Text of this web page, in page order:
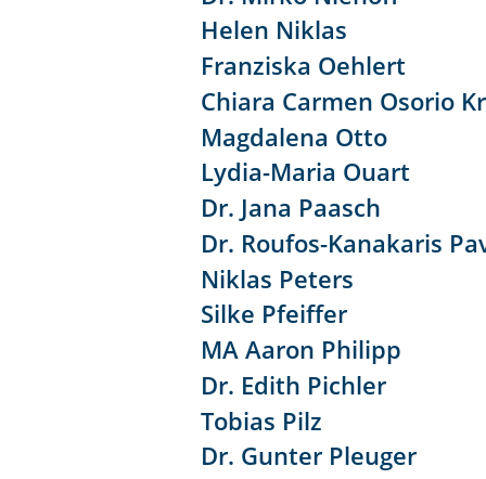
Helen Niklas
Franziska Oehlert
Chiara Carmen Osorio
Magdalena Otto
Lydia-Maria Ouart
Dr. Jana Paasch
Dr. Roufos-Kanakaris
Niklas Peters
Silke Pfeiffer
MA Aaron Philipp
Dr. Edith Pichler
Tobias Pilz
Dr. Gunter Pleuger